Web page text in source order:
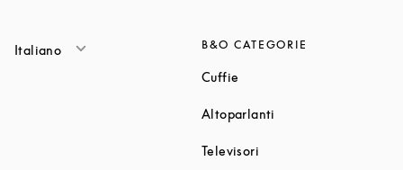
Italiano B&O CATEGORIE
Cuffie
Altoparlanti
Televisori